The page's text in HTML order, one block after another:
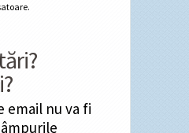
email nu va fi